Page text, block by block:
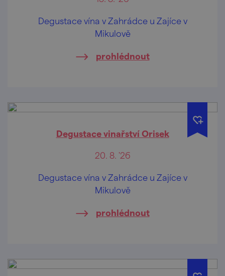
Degustace vína v Zahrádce u Zajíce v
Mikulově
prohlédnout
Degustace vinařství Orisek
20. 8. '26
Degustace vína v Zahrádce u Zajíce v
Mikulově
prohlédnout